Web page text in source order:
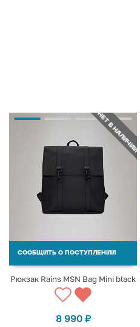
НЕТ В НАЛИЧИИ
СООБЩИТЬ О ПОСТУПЛЕНИИ
Рюкзак Rains MSN Bag Mini black
8 990 ₽